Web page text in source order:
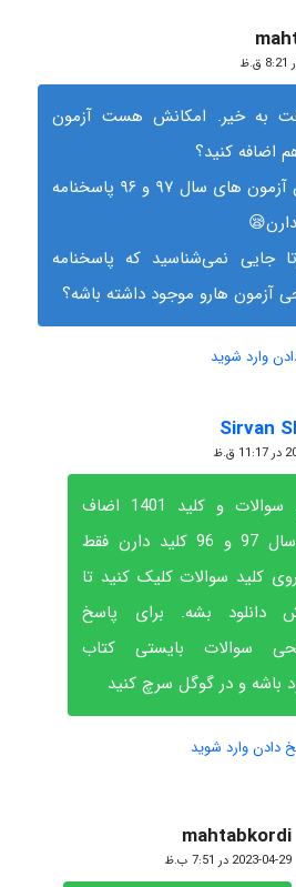
به خیر. امکانش هست آزمون
همچنین آزمون های سال ۹۷ و ۹۶ پاسخنامه
جایی نمی‌شناسید که پاسخنامه
آزمون هارو موجود داشته باشه؟
وارد شوید
Sirvan
سلام. سوالات و کلید 1401 اضاف
شد. سال 97 و 96 کلید دارن فقط
کلید سوالات کلیک کنید تا
دانلود بشه. برای پاسخ
سوالات بایستی کتاب
باشه و در گوگل سرچ کنید
دادن وارد شوید
mahtabkordi
گفته:
2023-04-29 در 7:51 ب.ظ